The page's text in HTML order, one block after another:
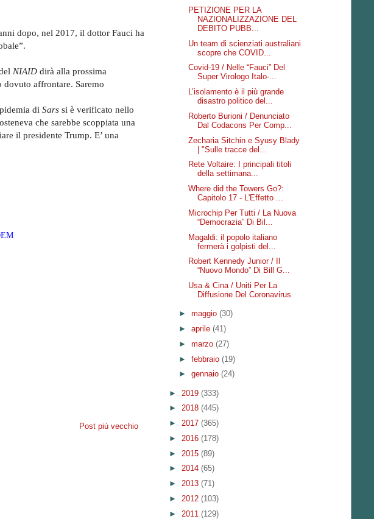
dopo, nel 2017, il dottor Fauci ha
NIAID dirà alla prossima
dovuto affrontare. Saremo
di Sars si è verificato nello
che sarebbe scoppiata una
il presidente Trump. E’ una
Post più vecchio
PETIZIONE PER LA
NAZIONALIZZAZIONE DEL
DEBITO PUBB...
Un team di scienziati australiani
scopre che COVID...
Covid-19 / Nelle “Fauci” Del
Super Virologo Italo-...
L’isolamento è il più grande
disastro politico del...
Roberto Burioni / Denunciato
Dal Codacons Per Comp...
Zecharia Sitchin e Syusy Blady
| "Sulle tracce del...
Rete Voltaire: I principali titoli
della settimana...
Where did the Towers Go?:
Capitolo 17 - L'Effetto ...
Microchip Per Tutti / La Nuova
“Democrazia” Di Bil...
Magaldi: il popolo italiano
fermerà i golpisti del...
Robert Kennedy Junior / Il
“Nuovo Mondo” Di Bill G...
Usa & Cina / Uniti Per La
Diffusione Del Coronavirus
► maggio (30)
► aprile (41)
► marzo (27)
► febbraio (19)
► gennaio (24)
► 2019 (333)
► 2018 (445)
► 2017 (365)
► 2016 (178)
► 2015 (89)
► 2014 (65)
► 2013 (71)
► 2012 (103)
► 2011 (129)